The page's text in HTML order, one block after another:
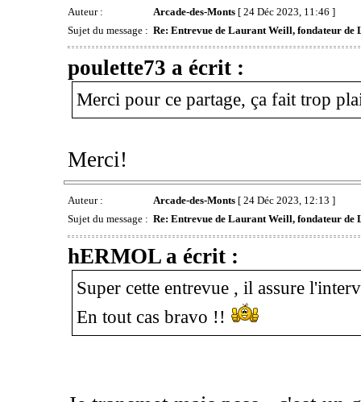
Auteur : Arcade-des-Monts[ 24 Déc 2023, 11:46 ]
Sujet du message : Re: Entrevue de Laurant Weill, fondateur de
poulette73 a écrit :
Merci pour ce partage, ça fait trop
Merci!
Auteur : Arcade-des-Monts[ 24 Déc 2023, 12:13 ]
Sujet du message : Re: Entrevue de Laurant Weill, fondateur de
hERMOL a écrit :
Super cette entrevue , il assure
En tout cas bravo !!